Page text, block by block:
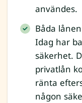
användes.
Båda
Idag har
säkerhet.
privatlån
ränta
någon